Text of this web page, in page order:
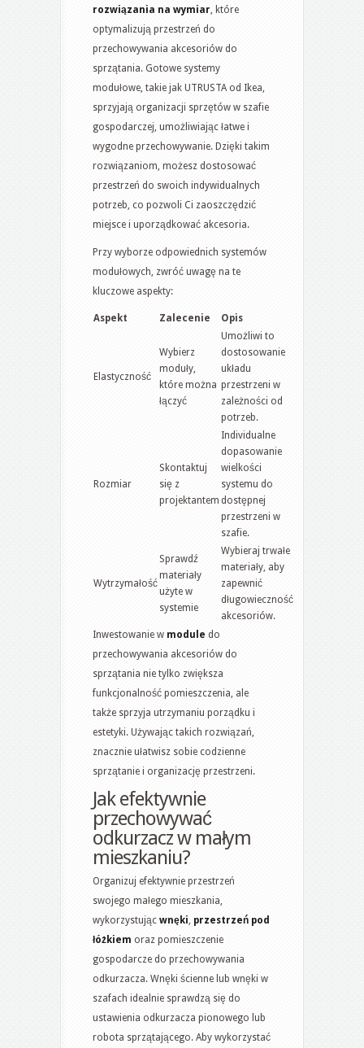
rozwiązania na wymiar, które
optymalizują przestrzeń do
przechowywania akcesoriów do
sprzątania. Gotowe systemy
modułowe, takie jak UTRUSTA od Ikea,
sprzyjają organizacji sprzętów w szafie
gospodarczej, umożliwiając łatwe i
wygodne przechowywanie. Dzięki takim
rozwiązaniom, możesz dostosować
przestrzeń do swoich indywidualnych
potrzeb, co pozwoli Ci zaoszczędzić
miejsce i uporządkować akcesoria.
Przy wyborze odpowiednich systemów
modułowych, zwróć uwagę na te
kluczowe aspekty:
Aspekt Zalecenie Opis
Elastyczność
Wybierz
moduły,
które można
łączyć
Umożliwi to
dostosowanie
układu
przestrzeni w
zależności od
potrzeb.
Rozmiar
Skontaktuj
się z
projektantem
Individualne
dopasowanie
wielkości
systemu do
dostępnej
przestrzeni w
szafie.
Wytrzymałość
Sprawdź
materiały
użyte w
systemie
Wybieraj trwałe
materiały, aby
zapewnić
długowieczność
akcesoriów.
Inwestowanie w module do
przechowywania akcesoriów do
sprzątania nie tylko zwiększa
funkcjonalność pomieszczenia, ale
także sprzyja utrzymaniu porządku i
estetyki. Używając takich rozwiązań,
znacznie ułatwisz sobie codzienne
sprzątanie i organizację przestrzeni.
Jak efektywnie
przechowywać
odkurzacz w małym
mieszkaniu?
Organizuj efektywnie przestrzeń
swojego małego mieszkania,
wykorzystując wnęki, przestrzeń pod
łóżkiem oraz pomieszczenie
gospodarcze do przechowywania
odkurzacza. Wnęki ścienne lub wnęki w
szafach idealnie sprawdzą się do
ustawienia odkurzacza pionowego lub
robota sprzątającego. Aby wykorzystać